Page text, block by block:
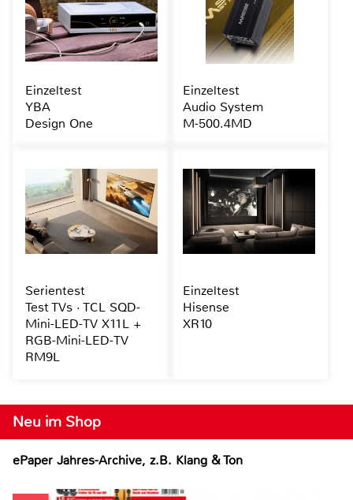
Neu im Shop
ePaper Jahres-Archive, z.B. Klang & Ton
Einzeltest
YBA
Design One
Einzeltest
Audio System
M-500.4MD
Serientest
Test TVs · TCL SQD-
Mini-LED-TV X11L +
RGB-Mini-LED-TV
RM9L
Einzeltest
Hisense
XR10